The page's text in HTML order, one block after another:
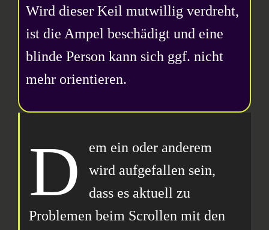
Wird dieser Keil mutwillig verdreht,
ist die Ampel beschädigt und eine
blinde Person kann sich ggf. nicht
mehr orientieren.
D
em ein oder anderem
wird aufgefallen sein,
dass es aktuell zu
Problemen beim Scrollen mit den